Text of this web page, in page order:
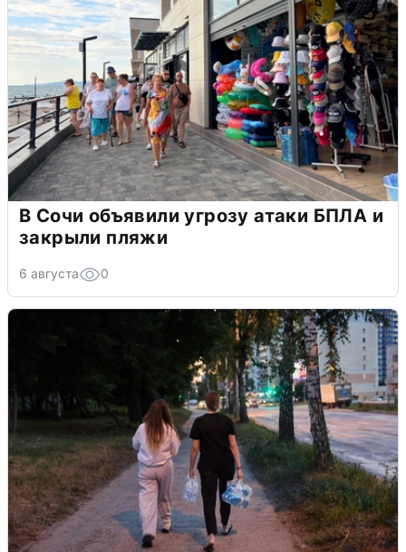
В Сочи объявили угрозу атаки БПЛА и
закрыли пляжи
6 августа 0